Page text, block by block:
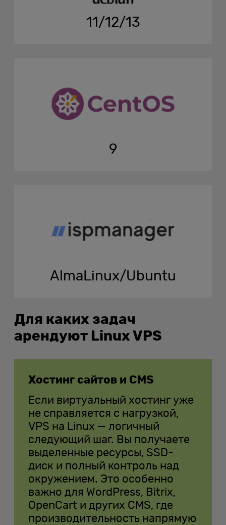
11/12/13
9
AlmaLinux/Ubuntu
Для каких задач
арендуют Linux VPS
Хостинг сайтов и CMS
Если виртуальный хостинг уже
не справляется с нагрузкой,
VPS на Linux — логичный
следующий шаг. Вы получаете
выделенные ресурсы, SSD-
диск и полный контроль над
окружением. Это особенно
важно для WordPress, Bitrix,
OpenCart и других CMS, где
производительность напрямую